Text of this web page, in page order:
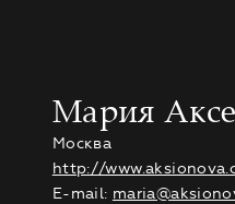
Мария
Москва
http://
E-mail: